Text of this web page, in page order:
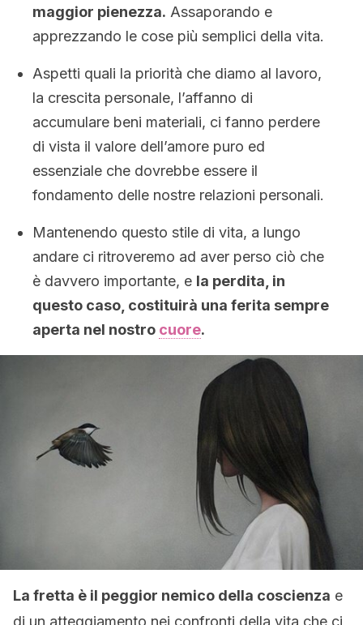
maggior pienezza. Assaporando e
apprezzando le cose più semplici della vita.
Aspetti quali la priorità che diamo al lavoro,
la crescita personale, l’affanno di
accumulare beni materiali, ci fanno perdere
di vista il valore dell’amore puro ed
essenziale che dovrebbe essere il
fondamento delle nostre relazioni personali.
Mantenendo questo stile di vita, a lungo
andare ci ritroveremo ad aver perso ciò che
è davvero importante, e la perdita, in
questo caso, costituirà una ferita sempre
aperta nel nostro cuore.
La fretta è il peggior nemico della coscienza e
di un atteggiamento nei confronti della vita che ci